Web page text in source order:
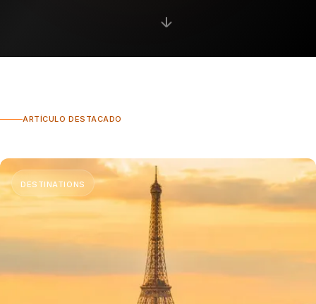
ARTÍCULO DESTACADO
DESTINATIONS